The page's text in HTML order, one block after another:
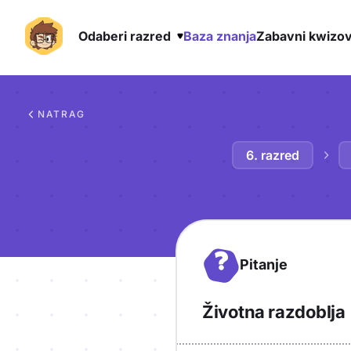
Odaberi razred Baza znanjaZabavni
NATRAG
6. razred
? Pitanje
Životna razdoblja